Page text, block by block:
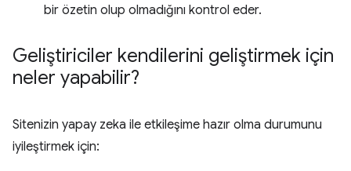
bir özetin olup olmadığını kontrol eder.
Geliştiriciler kendilerini geliştirmek için
neler yapabilir?
Sitenizin yapay zeka ile etkileşime hazır olma durumunu
iyileştirmek için: